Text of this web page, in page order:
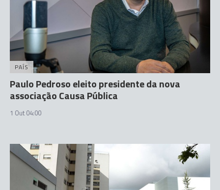
PAÍS
Paulo Pedroso eleito presidente da nova
associação Causa Pública
1 Out 04:00